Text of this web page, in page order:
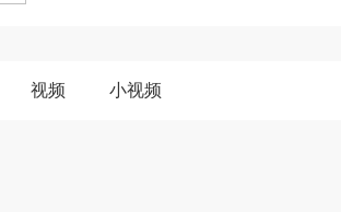
视频 小视频